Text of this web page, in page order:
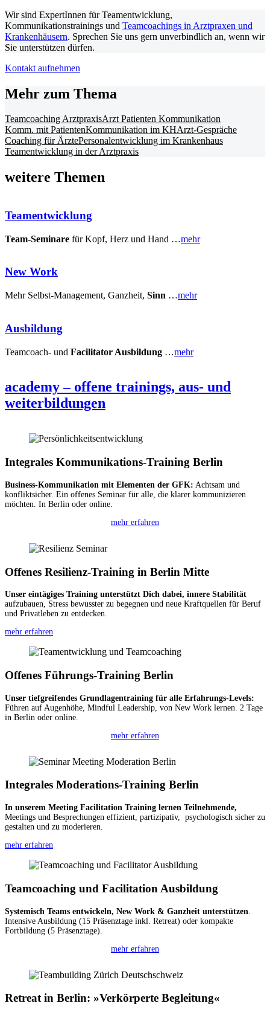
Wir sind ExpertInnen für Teamentwicklung,
Kommunikationstrainings und Teamcoachings in Arztpraxen und
Krankenhäusern. Sprechen Sie uns gern unverbindlich an, wenn wir
Sie unterstützen dürfen.
Kontakt aufnehmen
Mehr zum Thema
Teamcoaching ArztpraxisArzt Patienten Kommunikation
Komm. mit PatientenKommunikation im KHArzt-Gespräche
Coaching für ÄrztePersonalentwicklung im Krankenhaus
Teamentwicklung in der Arztpraxis
weitere Themen
Teamentwicklung
Team-Seminare für Kopf, Herz und Hand …mehr
New Work
Mehr Selbst-Management, Ganzheit, Sinn …mehr
Ausbildung
Teamcoach- und Facilitator Ausbildung …mehr
academy – offene trainings, aus- und
weiterbildungen
Integrales Kommunikations-Training Berlin
Business-Kommunikation mit Elementen der GFK: Achtsam und
konfliktsicher. Ein offenes Seminar für alle, die klarer kommunizieren
möchten. In Berlin oder online.
mehr erfahren
Offenes Resilienz-Training in Berlin Mitte
Unser eintägiges Training unterstützt Dich dabei, innere Stabilität
aufzubauen, Stress bewusster zu begegnen und neue Kraftquellen für Beruf
und Privatleben zu entdecken.
mehr erfahren
Offenes Führungs-Training Berlin
Unser tiefgreifendes Grundlagentraining für alle Erfahrungs-Levels:
Führen auf Augenhöhe, Mindful Leadership, von New Work lernen. 2 Tage
in Berlin oder online.
mehr erfahren
Integrales Moderations-Training Berlin
In unserem Meeting Facilitation Training lernen Teilnehmende,
Meetings und Besprechungen effizient, partizipativ, psychologisch sicher zu
gestalten und zu moderieren.
mehr erfahren
Teamcoaching und Facilitation Ausbildung
Systemisch Teams entwickeln, New Work & Ganzheit unterstützen
Intensive Ausbildung (15 Präsenztage inkl. Retreat) oder kompakte
Fortbildung (5 Präsenztage).
mehr erfahren
Retreat in Berlin: »Verkörperte Begleitung«